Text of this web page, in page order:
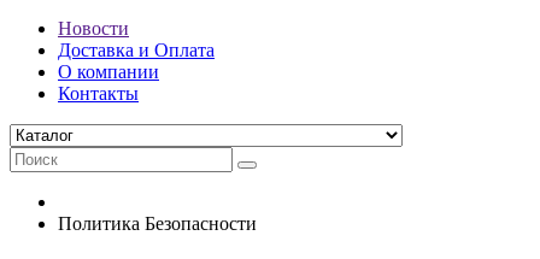
Новости
Доставка и Оплата
О компании
Контакты
Политика Безопасности